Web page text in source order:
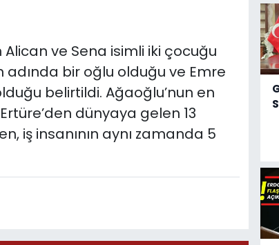
ve Sena isimli iki çocuğu
bir oğlu olduğu ve Emre
belirtildi. Ağaoğlu’nun en
dünyaya gelen 13
iş insanının aynı zamanda 5